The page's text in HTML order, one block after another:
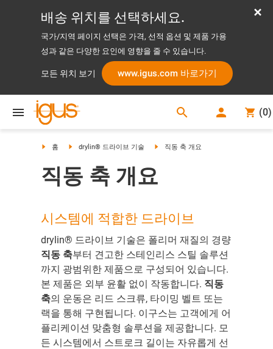
배송 위치를 선택하세요.
국가/지역 페이지 선택은 가격, 선적 옵션 및 제품 가용
성과 같은 다양한 요인에 영향을 줄 수 있습니다.
모든 위치 보기 www.igus.com 바로가기
search (0)
홈 drylin® 드라이브 기술 직동 축 개요
직동 축 개요
시스템에 적합한 드라이브
drylin® 드라이브 기술은 폴리머 재질의 경량
직동 축부터 견고한 스테인리스 스틸 솔루션
까지 광범위한 제품으로 구성되어 있습니다.
본 제품은 외부 윤활 없이 작동합니다. 직동
축의 운동은 리드 스크류, 타이밍 벨트 또는
랙을 통해 구현됩니다. 이구스는 고객에게 어
플리케이션 맞춤형 솔루션을 제공합니다. 모
든 시스템에서 스트로크 길이는 자유롭게 선